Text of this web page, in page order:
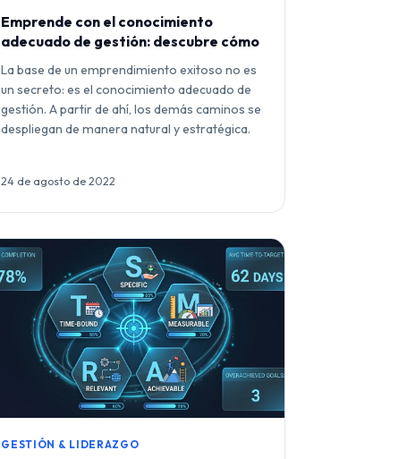
Emprende con el conocimiento
adecuado de gestión: descubre cómo
La base de un emprendimiento exitoso no es
un secreto: es el conocimiento adecuado de
gestión. A partir de ahí, los demás caminos se
despliegan de manera natural y estratégica.
24 de agosto de 2022
GESTIÓN & LIDERAZGO